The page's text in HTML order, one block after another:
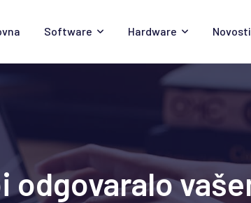
Software Hardware Novosti
odgovaralo